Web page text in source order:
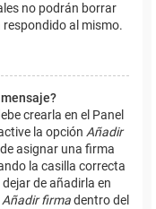
no podrán borrar
respondido al mismo.
crearla en el Panel
la opción Añadir
asignar una firma
la casilla correcta
de añadirla en
Añadir firmadentro del